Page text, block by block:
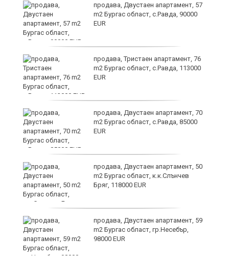
продава, Двустаен апартамент, 57
m2 Бургас област, с.Равда, 90000
EUR
продава, Тристаен апартамент, 76
m2 Бургас област, с.Равда, 113000
EUR
продава, Двустаен апартамент, 70
m2 Бургас област, с.Равда, 85000
EUR
продава, Двустаен апартамент, 50
m2 Бургас област, к.к.Слънчев
Бряг, 118000 EUR
продава, Двустаен апартамент, 59
m2 Бургас област, гр.Несебър,
98000 EUR